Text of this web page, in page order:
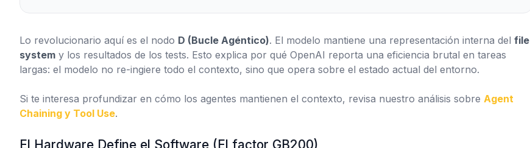
Lo revolucionario aquí es el nodo D (Bucle Agéntico). El modelo mantiene una representación interna del file
system y los resultados de los tests. Esto explica por qué OpenAI reporta una eficiencia brutal en tareas
largas: el modelo no re-ingiere todo el contexto, sino que opera sobre el estado actual del entorno.
Si te interesa profundizar en cómo los agentes mantienen el contexto, revisa nuestro análisis sobre Agent
Chaining y Tool Use.
El Hardware Define el Software (El factor GB200)